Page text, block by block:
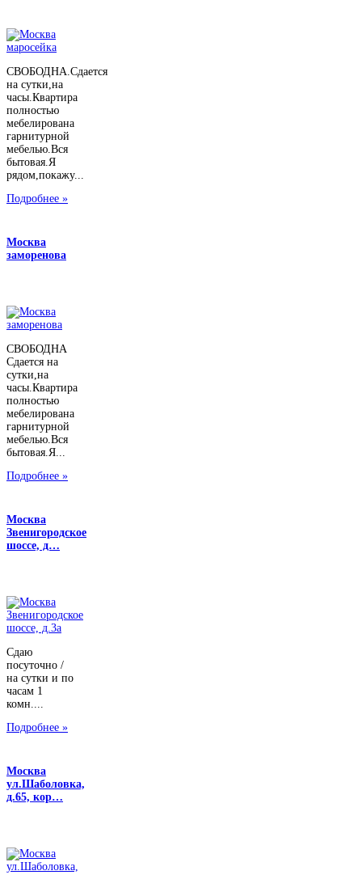
СВОБОДНА.Сдается
на сутки,на
часы.Квартира
полностью
мебелирована
гарнитурной
мебелью.Вся
бытовая.Я
рядом,покажу...
Подробнее »
Москва
заморенова
СВОБОДНА
Сдается на
сутки,на
часы.Квартира
полностью
мебелирована
гарнитурной
мебелью.Вся
бытовая.Я...
Подробнее »
Москва
Звенигородское
шоссе, д…
Сдаю
посуточно /
на сутки и по
часам 1
комн....
Подробнее »
Москва
ул.Шаболовка,
д.65, кор…